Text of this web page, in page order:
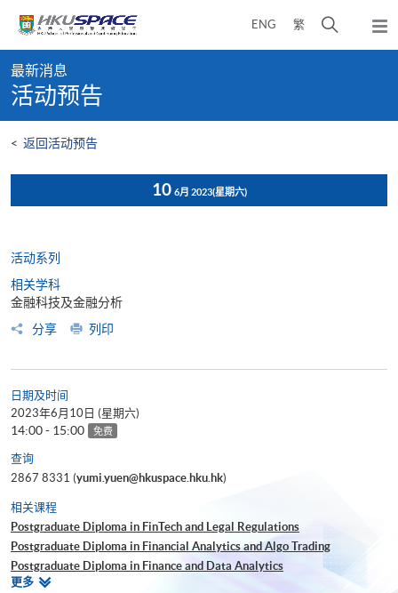
content
ENG 繁
开
弹
出
content
start
最新消息
活动预告
< 返回活动预告
10 6月 2023(星期六)
活动系列
相关学科
金融科技及金融分析
分享
列印
日期及时间
2023年6月10日 (星期六)
14:00 - 15:00 免费
查询
2867 8331 (yumi.yuen@hkuspace.hku.hk)
相关课程
Postgraduate Diploma in FinTech and Legal Regulations
Postgraduate Diploma in Financial Analytics and Algo Trading
Postgraduate Diploma in Finance and Data Analytics
Executive Certificate in Text Analytics and NLP with Financial
更多相